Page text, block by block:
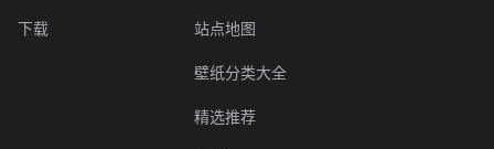
下载 站点地图
壁纸分类大全
精选推荐